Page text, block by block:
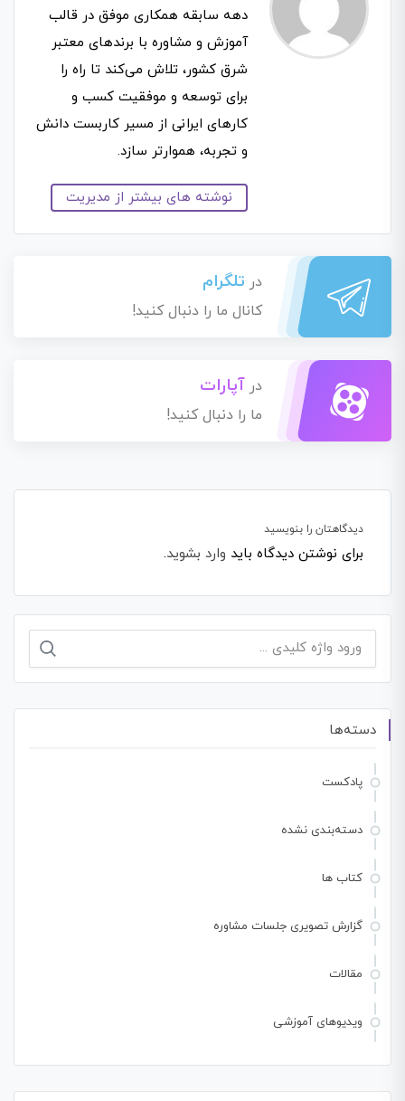
دهه سابقه همکاری موفق در قالب
آموزش و مشاوره با برندهای معتبر
شرق کشور، تلاش می‌کند تا راه را
برای توسعه و موفقیت کسب و
کارهای ایرانی از مسیر کاربست دانش
و تجربه، هموارتر سازد.
نوشته های بیشتر از مدیریت
در تلگرام
کانال ما را دنبال کنید!
در آپارات
ما را دنبال کنید!
دیدگاهتان را بنویسید
برای نوشتن دیدگاه باید وارد بشوید.
جستجو
برای:
دسته‌ها
پادکست
دسته‌بندی نشده
کتاب ها
گزارش تصویری جلسات مشاوره
مقالات
ویدیوهای آموزشی